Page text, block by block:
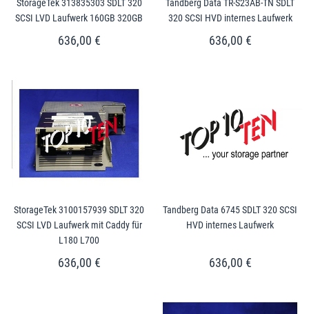
StorageTek 313835303 SDLT 320
SCSI LVD Laufwerk 160GB 320GB
636,00 €
Tandberg Data TR-S23AB-TN SDLT
320 SCSI HVD internes Laufwerk
636,00 €
StorageTek 3100157939 SDLT 320
SCSI LVD Laufwerk mit Caddy für
L180 L700
636,00 €
Tandberg Data 6745 SDLT 320 SCSI
HVD internes Laufwerk
636,00 €